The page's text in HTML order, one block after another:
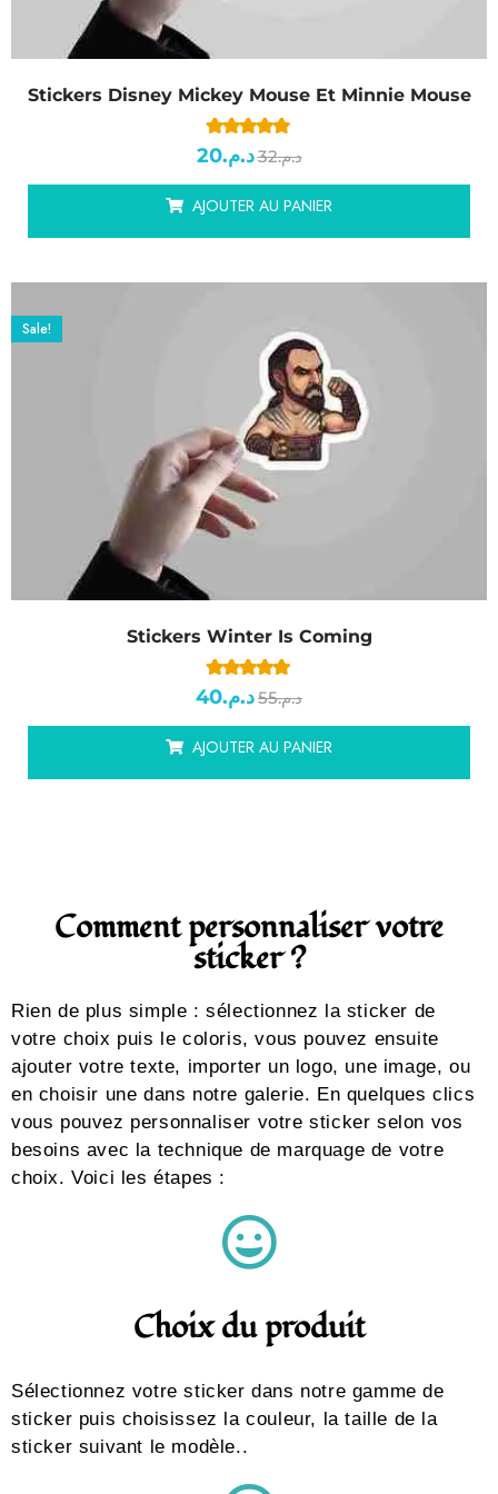
Stickers Disney Mickey Mouse Et Minnie Mouse
basé sur
notations client
د.م.20 د.م.32
AJOUTER AU PANIER
Stickers Winter Is Coming
4.77 sur 5
basé sur
notations client
Sale!
د.م.40 د.م.55
AJOUTER AU PANIER
Comment personnaliser votre
sticker ?
Rien de plus simple : sélectionnez la sticker de
votre choix puis le coloris, vous pouvez ensuite
ajouter votre texte, importer un logo, une image, ou
en choisir une dans notre galerie. En quelques clics
vous pouvez personnaliser votre sticker selon vos
besoins avec la technique de marquage de votre
choix. Voici les étapes :
Choix du produit
Sélectionnez votre sticker dans notre gamme de
sticker puis choisissez la couleur, la taille de la
sticker suivant le modèle..